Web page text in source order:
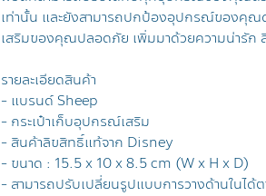
เท่านั้น และยังสามารถปกป้องอุปกรณ์ของคุ
เสริมของคุณปลอดภัย เพิ่มมาด้วยความน่ารัก
รายละเอียดสินค้า
- แบรนด์ Sheep
- กระเป๋าเก็บอุปกรณ์เสริม
- สินค้าลิขสิทธิ์แท้จาก Disney
- ขนาด : 15.5 x 10 x 8.5 cm (W x H x D)
- สามารถปรับเปลี่ยนรูปแบบการวางด้านในไ